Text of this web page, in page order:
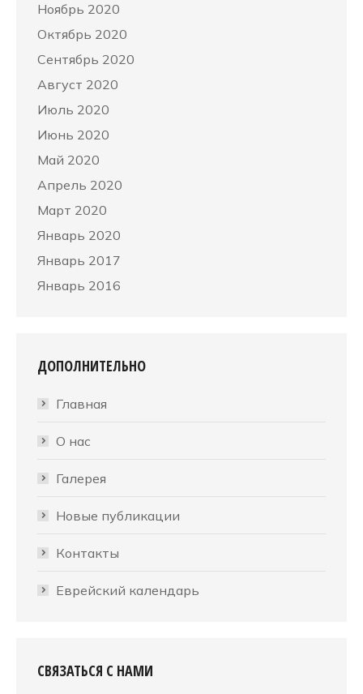
Ноябрь 2020
Октябрь 2020
Сентябрь 2020
Август 2020
Июль 2020
Июнь 2020
Май 2020
Апрель 2020
Март 2020
Январь 2020
Январь 2017
Январь 2016
ДОПОЛНИТЕЛЬНО
Главная
О нас
Галерея
Новые публикации
Контакты
Еврейский календарь
СВЯЗАТЬСЯ С НАМИ